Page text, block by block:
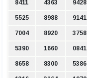
8411 4363 9428
5525 8988 9141
7004 8920 3758
5390 1660 0841
8658 8300 5386